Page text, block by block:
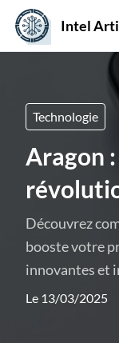
Intel
Technologie
Aragon
Découvrez
booste votre
innovantes et
Le 13/03/2025